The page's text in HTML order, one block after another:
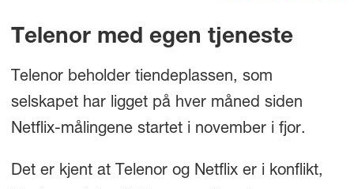
Telenor med egen tjeneste
Telenor beholder tiendeplassen, som
selskapet har ligget på hver måned siden
Netflix-målingene startet i november i fjor.
Det er kjent at Telenor og Netflix er i konflikt,